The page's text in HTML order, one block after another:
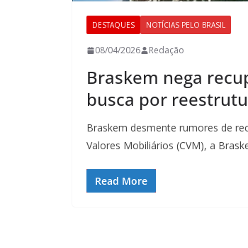
DESTAQUES NOTÍCIAS PELO BRASIL
08/04/2026 Redação
Braskem nega
busca por
Braskem desmente rumores de
Valores Mobiliários (CVM), a
Read More